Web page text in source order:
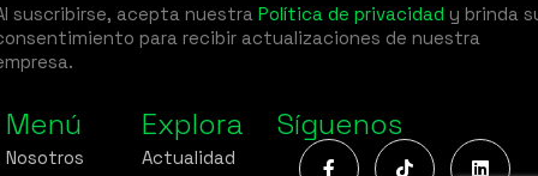
suscribirse, acepta nuestra Política de privacidad y brinda
para recibir actualizaciones de nuestra
Menú
Nosotros
Explora
Actualidad
Síguenos